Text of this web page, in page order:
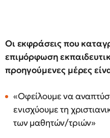
Οι εκφράσεις που
επιμόρφωση
προηγούμενες μέρες
«Οφείλουμε να
ενισχύουμε τη
των μαθητών/τριών»